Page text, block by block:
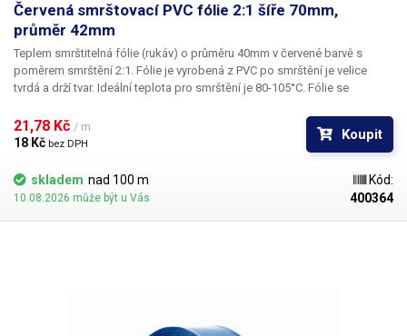
Červená smrštovací PVC fólie 2:1 šíře 70mm,
průměr 42mm
Teplem smrštitelná fólie (rukáv) o průměru 40mm v červené barvě s
poměrem smrštění 2:1. Fólie je vyrobená z PVC po smrštění je velice
tvrdá a drží tvar. Ideální teplota pro smrštění je 80-105°C. Fólie se
průměr. Tím jsou předměty uvnitř folie účinně elektricky izolovány od
okolí a ochráněny před mechanickým poškozením. Smršťovací PVC
rukáv je hojně využíván při výrobě akumulátorových bloků do ručního
nářadí, RC modelů a nouzových svítidel, jako návlečka na hrdle např.
vinných lahví k ochraně korkové zátky nebo jako izolace pro nejrůznější
elektronické komponenty: zdroje, PWM regulátory apod.
je za 1m.Pro snadné a rychlé smrštění fólie doporučujeme
21,78 Kč / m
18 Kč bez DPH
Koupit
skladem nad 100 m
10.08.2026 může být u Vás
Kód:
400364